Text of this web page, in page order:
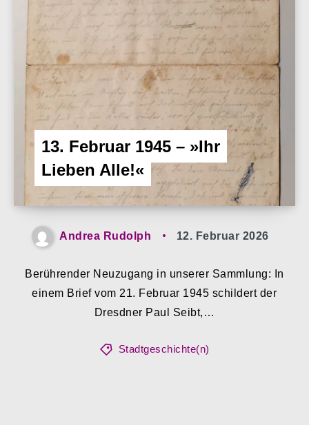
13. Februar 1945 – »Ihr
Lieben Alle!«
Andrea Rudolph 12. Februar 2026
Berührender Neuzugang in unserer Sammlung: In
einem Brief vom 21. Februar 1945 schildert der
Dresdner Paul Seibt,…
Stadtgeschichte(n)